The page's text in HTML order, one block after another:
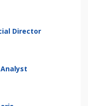
Director